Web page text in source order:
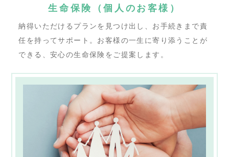
生命保険（個人のお客様）
納得いただけるプランを見つけ出し、お手続きまで責
任を持ってサポート。 お客様の一生に寄り添うことが
できる、安心の生命保険をご提案します。